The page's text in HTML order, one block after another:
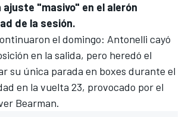
ajuste "masivo" en el alerón
de la sesión.
el domingo: Antonelli cayó
en la salida, pero heredó el
su única parada en boxes durante el
en la vuelta 23, provocado por el
Bearman.